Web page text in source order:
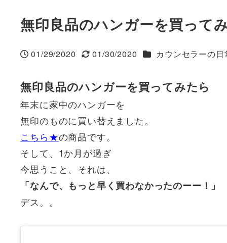
無印良品のハンガーを買って
投稿日
01/29/2020
更新日
01/30/2020 カテゴリー
カウンセラーの日
無印良品のハンガーを買ってみたら
年末に家中のハンガーを
無印のものに買い替えました。
こちら★の商品です。
そして、1か月が過ぎ
今思うこと、それは、
「なんで、もっと早く買わなかったのーー！」
デス。。